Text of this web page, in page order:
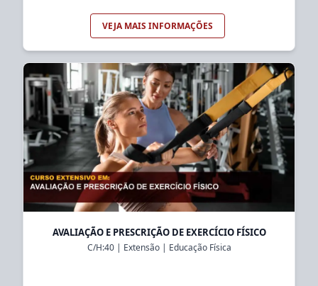
VEJA MAIS INFORMAÇÕES
AVALIAÇÃO E PRESCRIÇÃO DE EXERCÍCIO FÍSICO
C/H:40| Extensão| Educação Física